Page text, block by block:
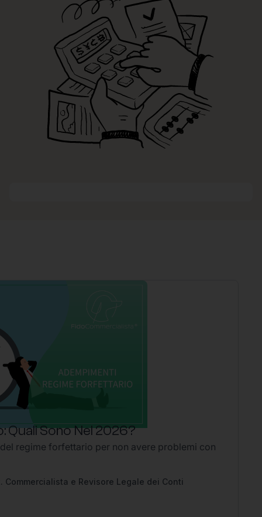
Sono Nel 2026?
regime forfettario per non avere problemi con
Commercialista e Revisore Legale dei Conti